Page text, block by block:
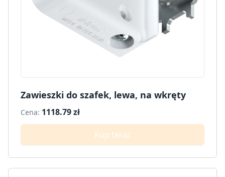
Zawieszki do szafek, lewa, na wkręty
Cena: 1118.79 zł
Kup teraz